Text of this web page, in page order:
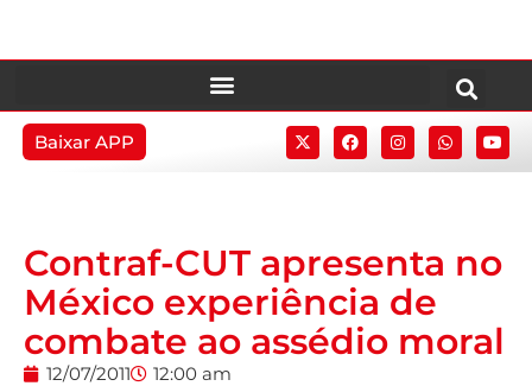
Baixar APP
Contraf-CUT apresenta no
México experiência de
combate ao assédio moral
12/07/2011 12:00 am